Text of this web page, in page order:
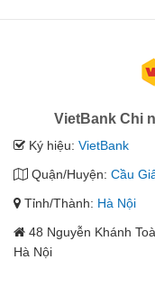
VietBank Chi
Ký hiệu: VietBank
Quận/Huyện: Cầu
Tỉnh/Thành: Hà Nội
48 Nguyễn Khánh
Hà Nội